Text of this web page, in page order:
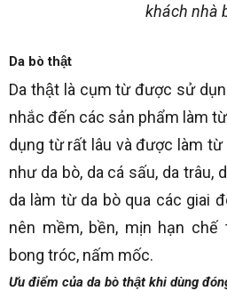
khách nhà
Da bò thật
Da thật là cụm từ được sử
nhắc đến các sản phẩm làm
dụng từ rất lâu và được làm
như da bò, da cá sấu, da trâu,
da làm từ da bò qua các giai
nên mềm, bền, mịn hạn
bong tróc, nấm mốc.
Ưu điểm của da bò thật khi dùng